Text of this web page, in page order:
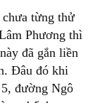
từng thử
Phương thì
đã gắn liền
Đâu đó khi
đường Ngô